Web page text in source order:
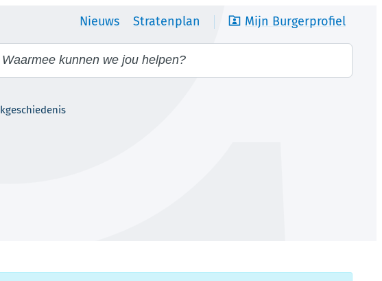
Nieuws Stratenplan
Mijn Burgerprofiel
kunnen we jou helpen?